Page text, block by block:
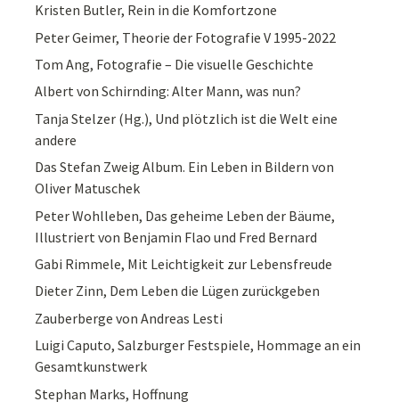
Kristen Butler, Rein in die Komfortzone
Peter Geimer, Theorie der Fotografie V 1995-2022
Tom Ang, Fotografie – Die visuelle Geschichte
Albert von Schirnding: Alter Mann, was nun?
Tanja Stelzer (Hg.), Und plötzlich ist die Welt eine
andere
Das Stefan Zweig Album. Ein Leben in Bildern von
Oliver Matuschek
Peter Wohlleben, Das geheime Leben der Bäume,
Illustriert von Benjamin Flao und Fred Bernard
Gabi Rimmele, Mit Leichtigkeit zur Lebensfreude
Dieter Zinn, Dem Leben die Lügen zurückgeben
Zauberberge von Andreas Lesti
Luigi Caputo, Salzburger Festspiele, Hommage an ein
Gesamtkunstwerk
Stephan Marks, Hoffnung